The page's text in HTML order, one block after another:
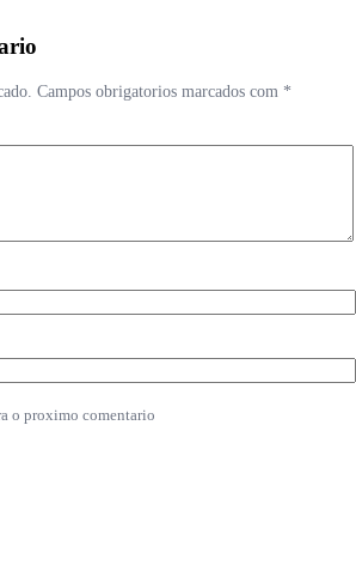
Campos obrigatorios marcados com *
o proximo comentario